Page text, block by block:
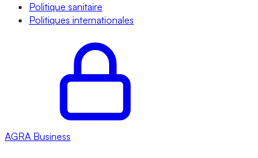
Politique sanitaire
Politiques internationales
AGRA Business